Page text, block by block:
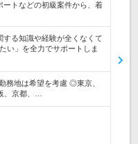
ートなどの初級案件から、着
する知識や経験が全くなくて
い」を全力でサポートしま
地は希望を考慮 ◎東京、
、京都、…